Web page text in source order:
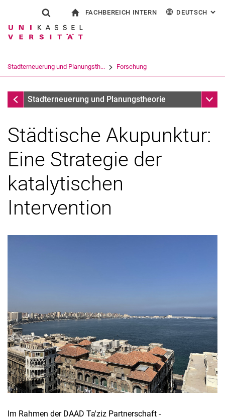
Springe direkt zu: Inhalt
Springe direkt zu: Suche
Springe direkt zu:
Suchformular
Suchbegriff
Suchen (öffnet externen Link in einem
FACHBEREICH INTERN DEUTSCH :
Stadterneuerung und Planungsth... Forschung
Forschung
Stadterneuerung und Planungstheorie
Städtische Akupunktur:
Eine Strategie der
katalytischen
Intervention
Im Rahmen der DAAD Ta'ziz Partnerschaft -